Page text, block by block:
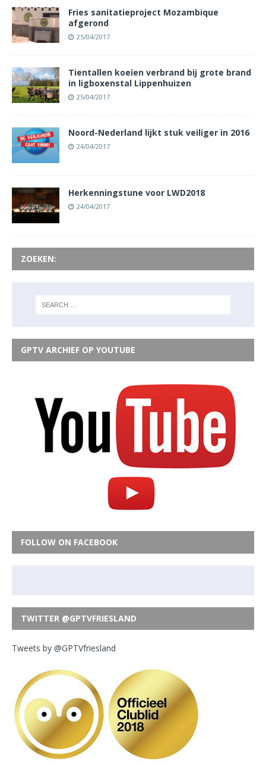
Fries sanitatieproject Mozambique
afgerond
25/04/2017
Tientallen koeien verbrand bij grote brand
in ligboxenstal Lippenhuizen
25/04/2017
Noord-Nederland lijkt stuk veiliger in 2016
24/04/2017
Herkenningstune voor LWD2018
24/04/2017
ZOEKEN:
GPTV ARCHIEF OP YOUTUBE
FOLLOW ON FACEBOOK
TWITTER @GPTVFRIESLAND
Tweets by @GPTVfriesland